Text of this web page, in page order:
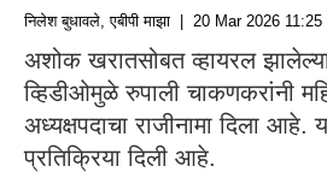
निलेश बुधावले, एबीपी माझा | 20 Mar 2026 11:25
अशोक खरातसोबत व्हायरल
व्हिडीओमुळे रुपाली चाकणकरांनी
अध्यक्षपदाचा राजीनामा दिला आहे.
प्रतिक्रिया दिली आहे.